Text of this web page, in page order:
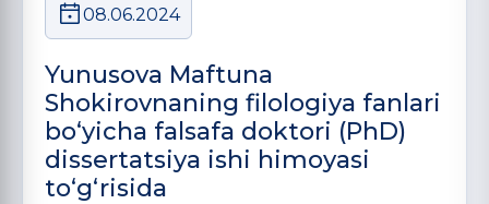
08.06.2024
Yunusova Maftuna
Shokirovnaning filologiya fanlari
bo‘yicha falsafa doktori (PhD)
dissertatsiya ishi himoyasi
to‘g‘risida